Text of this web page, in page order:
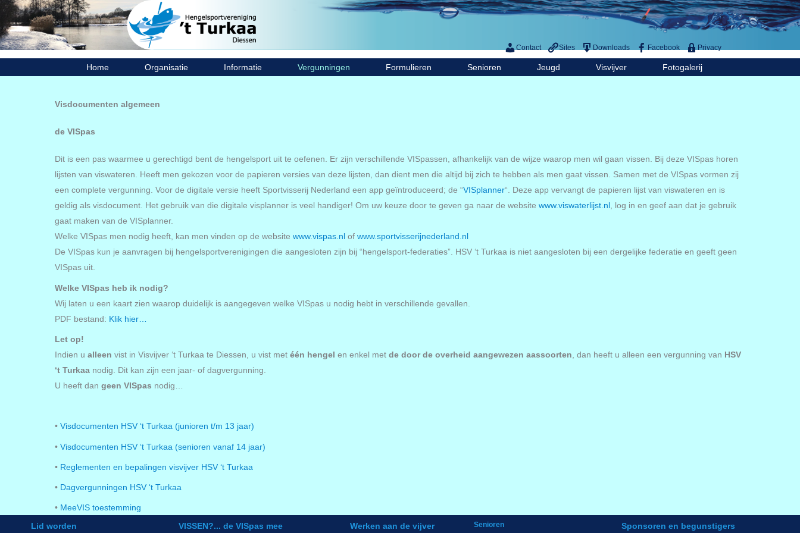
Ga
naar
de
Contact Sites Downloads Facebook Privacy
Home Organisatie Informatie Vergunningen Formulieren Senioren Jeugd Visvijver Fotogalerij
Visdocumenten algemeen
de VISpas
Dit is een pas waarmee u gerechtigd bent de hengelsport uit te oefenen. Er zijn verschillende VISpassen, afhankelijk van de wijze waarop men wil gaan vissen. Bij deze VISpas horen
lijsten van viswateren. Heeft men gekozen voor de papieren versies van deze lijsten, dan dient men die altijd bij zich te hebben als men gaat vissen. Samen met de VISpas vormen zij
een complete vergunning. Voor de digitale versie heeft Sportvisserij Nederland een app geïntroduceerd; de “VISplanner“. Deze app vervangt de papieren lijst van viswateren en is
geldig als visdocument. Het gebruik van die digitale visplanner is veel handiger! Om uw keuze door te geven ga naar de website www.viswaterlijst.nl, log in en geef aan dat je gebruik
gaat maken van de VISplanner.
Welke VISpas men nodig heeft, kan men vinden op de website www.vispas.nl of www.sportvisserijnederland.nl
De VISpas kun je aanvragen bij hengelsportverenigingen die aangesloten zijn bij “hengelsport-federaties”. HSV ‘t Turkaa is niet aangesloten bij een dergelijke federatie en geeft geen
VISpas uit.
Welke VISpas heb ik nodig?
Wij laten u een kaart zien waarop duidelijk is aangegeven welke VISpas u nodig hebt in verschillende gevallen.
PDF bestand: Klik hier…
Let op!
Indien u alleen vist in Visvijver ‘t Turkaa te Diessen, u vist met één hengel en enkel met de door de overheid aangewezen aassoorten , dan heeft u alleen een vergunning van HSV
‘t Turkaa nodig. Dit kan zijn een jaar- of dagvergunning.
U heeft dan geen VISpas nodig…
• Visdocumenten HSV ‘t Turkaa (junioren t/m 13 jaar)
• Visdocumenten HSV ‘t Turkaa (senioren vanaf 14 jaar)
• Reglementen en bepalingen visvijver HSV ‘t Turkaa
• Dagvergunningen HSV ‘t Turkaa
• MeeVIS toestemming
Lid worden
VISSEN?... de VISpas mee Werken aan de vijver Senioren Sponsoren en begunstigers